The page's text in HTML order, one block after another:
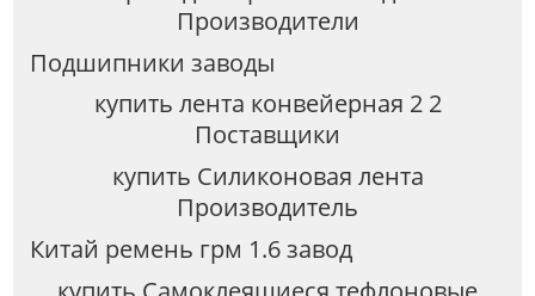
Производители
Подшипники заводы
купить лента конвейерная 2 2
Поставщики
купить Силиконовая лента
Производитель
Китай ремень грм 1.6 завод